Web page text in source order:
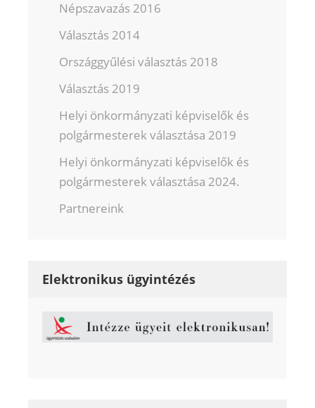
Népszavazás 2016
Választás 2014
Országgyűlési választás 2018
Választás 2019
Helyi önkormányzati képviselők és
polgármesterek választása 2019
Helyi önkormányzati képviselők és
polgármesterek választása 2024.
Partnereink
Elektronikus ügyintézés